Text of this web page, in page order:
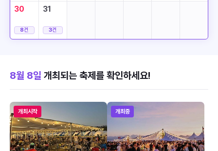
30
8건
31
3건
8월 8일 개최되는 축제를 확인하세요!
개최시작 개최중